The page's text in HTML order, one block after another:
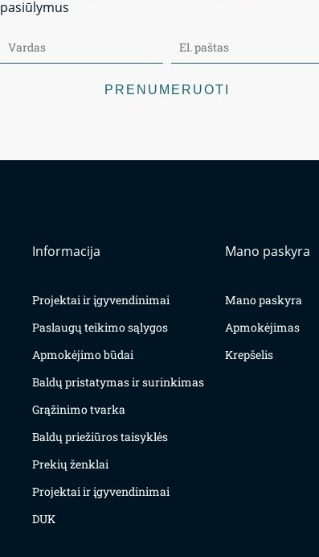
pasiūlymus
PRENUMERUOTI
Informacija
Projektai ir įgyvendinimai
Paslaugų teikimo sąlygos
Apmokėjimo būdai
Baldų pristatymas ir surinkimas
Grąžinimo tvarka
Baldų priežiūros taisyklės
Prekių ženklai
Projektai ir įgyvendinimai
DUK
Mano paskyra
Mano paskyra
Apmokėjimas
Krepšelis